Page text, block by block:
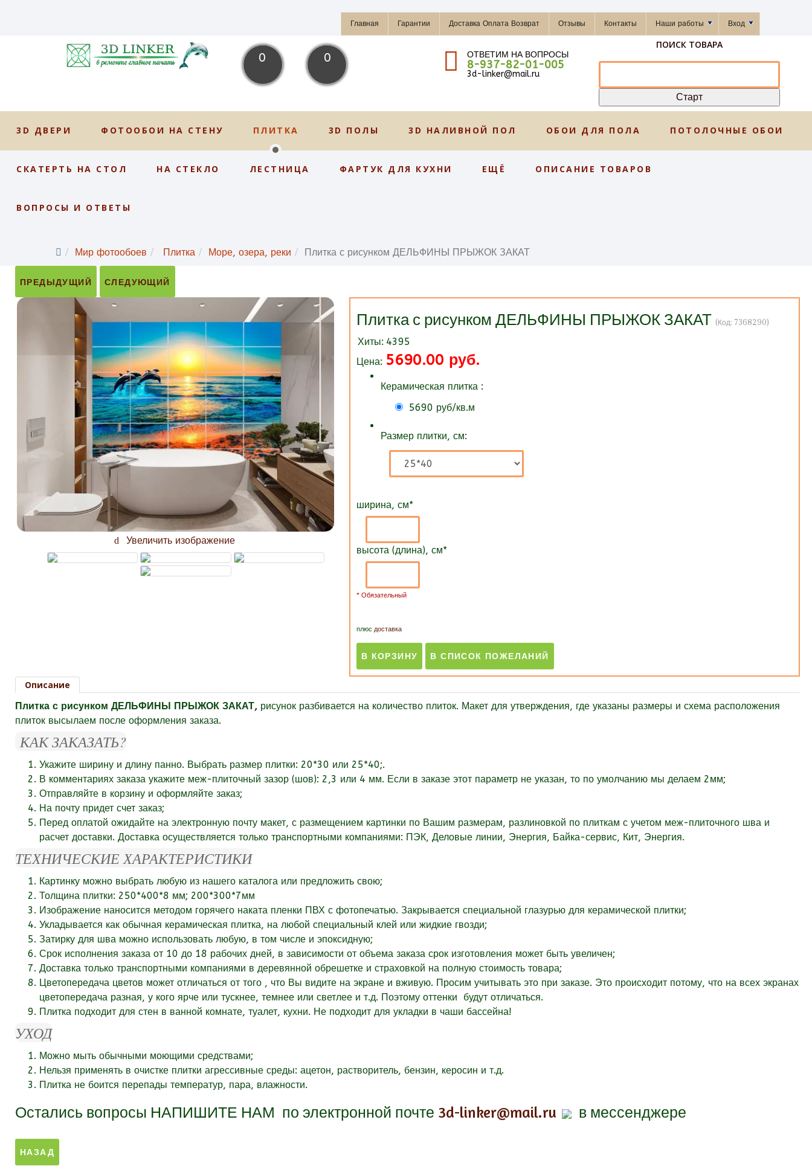
Главная Гарантии Доставка Оплата Возврат Отзывы Контакты Наши работы Вход
0 0 ОТВЕТИМ НА ВОПРОСЫ
8-937-82-01-005
3d-linker@mail.ru
ПОИСК ТОВАРА
3D ДВЕРИ ФОТООБОИ НА СТЕНУ ПЛИТКА 3D ПОЛЫ 3D НАЛИВНОЙ ПОЛ ОБОИ ДЛЯ ПОЛА ПОТОЛОЧНЫЕ ОБОИ
СКАТЕРТЬ НА СТОЛ НА СТЕКЛО ЛЕСТНИЦА ФАРТУК ДЛЯ КУХНИ ЕЩЁ ОПИСАНИЕ ТОВАРОВ
ВОПРОСЫ И ОТВЕТЫ
Мир фотообоев Плитка Море, озера, реки Плитка с рисунком ДЕЛЬФИНЫ ПРЫЖОК ЗАКАТ
ПРЕДЫДУЩИЙ СЛЕДУЮЩИЙ
Увеличить изображение
Плитка с рисунком ДЕЛЬФИНЫ ПРЫЖОК ЗАКАТ (Код: 7368290)
Хиты: 4395
Цена: 5690.00 руб.
Керамическая плитка :
5690 руб/кв.м
Размер плитки, см:
ширина, см*
высота (длина), см*
* Обязательный
плюс доставка
Описание
Плитка с рисунком ДЕЛЬФИНЫ ПРЫЖОК ЗАКАТ, рисунок разбивается на количество плиток. Макет для утверждения, где указаны размеры и схема расположения
плиток высылаем после оформления заказа.
КАК ЗАКАЗАТЬ?
Укажите ширину и длину панно. Выбрать размер плитки: 20*30 или 25*40;.
В комментариях заказа укажите меж-плиточный зазор (шов): 2,3 или 4 мм. Если в заказе этот параметр не указан, то по умолчанию мы делаем 2мм;
Отправляйте в корзину и оформляйте заказ;
На почту придет счет заказ;
Перед оплатой ожидайте на электронную почту макет, с размещением картинки по Вашим размерам, разлиновкой по плиткам с учетом меж-плиточного шва и
расчет доставки. Доставка осуществляется только транспортными компаниями: ПЭК, Деловые линии, Энергия, Байка-сервис, Кит, Энергия.
ТЕХНИЧЕСКИЕ ХАРАКТЕРИСТИКИ
Картинку можно выбрать любую из нашего каталога или предложить свою;
Толщина плитки: 250*400*8 мм; 200*300*7мм
Изображение наносится методом горячего наката пленки ПВХ с фотопечатью. Закрывается специальной глазурью для керамической плитки;
Укладывается как обычная керамическая плитка, на любой специальный клей или жидкие гвозди;
Затирку для шва можно использовать любую, в том числе и эпоксидную;
Срок исполнения заказа от 10 до 18 рабочих дней, в зависимости от объема заказа срок изготовления может быть увеличен;
Доставка только транспортными компаниями в деревянной обрешетке и страховкой на полную стоимость товара;
Цветопередача цветов может отличаться от того , что Вы видите на экране и вживую. Просим учитывать это при заказе. Это происходит потому, что на всех экранах
цветопередача разная, у кого ярче или тускнее, темнее или светлее и т.д. Поэтому оттенки будут отличаться.
Плитка подходит для стен в ванной комнате, туалет, кухни. Не подходит для укладки в чаши бассейна!
УХОД
Можно мыть обычными моющими средствами;
Нельзя применять в очистке плитки агрессивные среды: ацетон, растворитель, бензин, керосин и т.д.
Плитка не боится перепады температур, пара, влажности.
Остались вопросы НАПИШИТЕ НАМ по электронной почте 3d-linker@mail.ru в мессенджере